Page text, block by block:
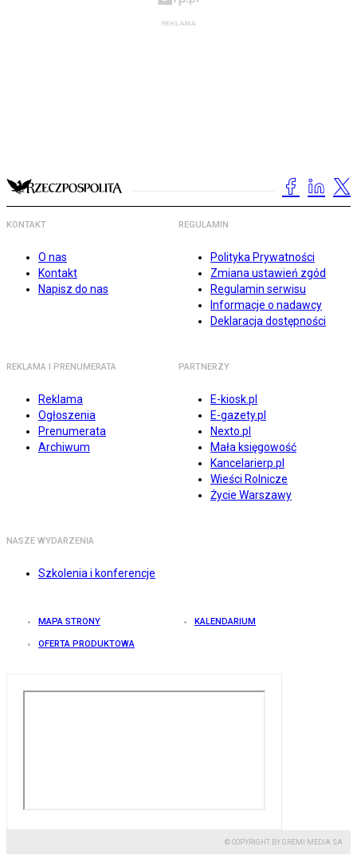
KONTAKT
O nas
Kontakt
Napisz do nas
REGULAMIN
Polityka Prywatności
Zmiana ustawień zgód
Regulamin serwisu
Informacje o nadawcy
Deklaracja dostępności
REKLAMA I PRENUMERATA
Reklama
Ogłoszenia
Prenumerata
Archiwum
PARTNERZY
E-kiosk.pl
E-gazety.pl
Nexto.pl
Mała księgowość
Kancelarierp.pl
Wieści Rolnicze
Życie Warszawy
NASZE WYDARZENIA
Szkolenia i konferencje
MAPA STRONY KALENDARIUM
OFERTA PRODUKTOWA
© COPYRIGHT BY GREMI MEDIA SA